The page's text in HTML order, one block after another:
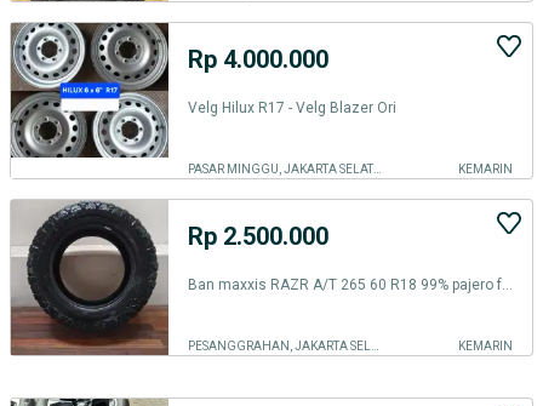
Rp 4.000.000
Velg Hilux R17 - Velg Blazer Ori
PASAR MINGGU, JAKARTA SELATAN KEMARIN
Rp 2.500.000
KEMARIN